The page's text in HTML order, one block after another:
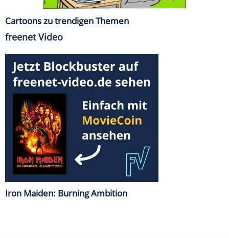
Cartoons zu trendigen Themen
freenet Video
Iron Maiden: Burning Ambition